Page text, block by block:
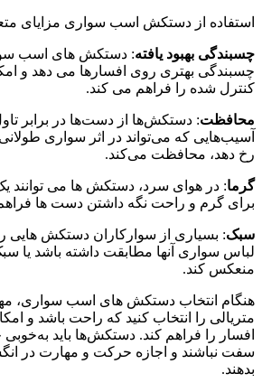
استفاده از دستکش اسب سواری مزایای
چسبندگی بهبود یافته: دستکش های اسب
چسبندگی بهتری روی افسارها می دهد و
کنترل شده را فراهم می کند.
محافظت: دستکش‌ها از دست‌ها در برابر
آسیب‌هایی که می‌تواند در اثر سواری
رخ دهد، محافظت می‌کند.
گرما: در هوای سرد، دستکش ها می توانند
برای گرم و راحت نگه داشتن دست ها
سبک: بسیاری از سوارکاران دستکش هایی
لباس سواری آنها مطابقت داشته باشد یا
منعکس کند.
هنگام انتخاب دستکش های اسب سواری،
متریالی را انتخاب کنید که راحت باشد و
افسار را فراهم کند. دستکش‌ها باید به‌خوبی
سفت نباشند و اجازه حرکت و مهارت در
بدهند.